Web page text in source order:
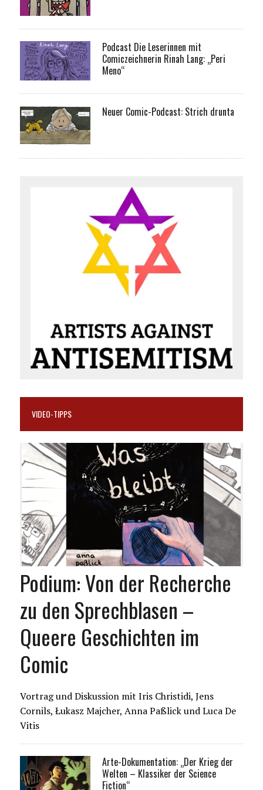
Podcast Die Leserinnen mit
Comiczeichnerin Rinah Lang: „Peri
Meno“
Neuer Comic-Podcast: Strich drunta
VIDEO-TIPPS
Podium: Von der Recherche
zu den Sprechblasen –
Queere Geschichten im
Comic
Vortrag und Diskussion mit Iris Christidi, Jens
Cornils, Łukasz Majcher, Anna Paßlick und Luca De
Vitis
Arte-Dokumentation: „Der Krieg der
Welten – Klassiker der Science
Fiction“